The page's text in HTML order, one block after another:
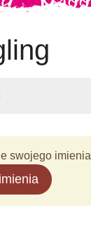
swojego imienia